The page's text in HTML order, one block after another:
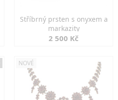
Stříbrný prsten s onyxem a
markazity
2 500 Kč
NOVÉ